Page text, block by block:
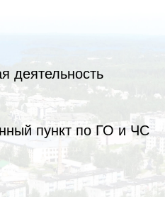
деятельность
пункт по ГО и ЧС